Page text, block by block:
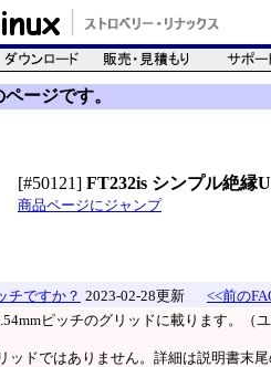
ージです。
[#50121] FT232is シンプル絶縁
商品ページにジャンプ
チですか？ 2023-02-28更新
<<前の
ピッチのグリッドに載ります。（
ッドではありません。詳細は説明書末